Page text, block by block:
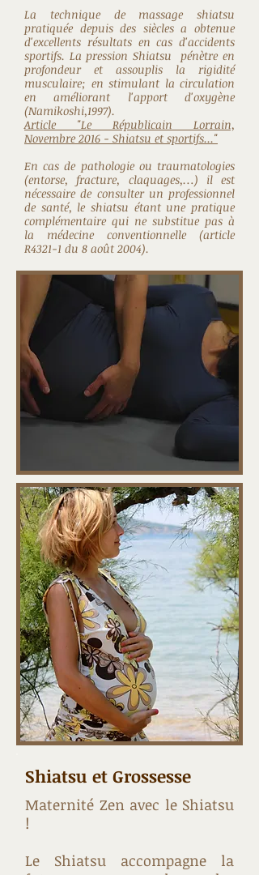
La technique de massage shiatsu
pratiquée depuis des siècles a obtenue
d'excellents résultats en cas d'accidents
sportifs. La pression Shiatsu pénètre en
profondeur et assouplis la rigidité
musculaire; en stimulant la circulation
en améliorant l'apport d'oxygène
(Namikoshi,1997).
Article "Le Républicain Lorrain,
Novembre 2016 - Shiatsu et sportifs..."
En cas de pathologie ou traumatologies
(entorse, fracture, claquages,…) il est
nécessaire de consulter un professionnel
de santé, le shiatsu étant une pratique
complémentaire qui ne substitue pas à
la médecine conventionnelle (article
R4321-1 du 8 août 2004).
Shiatsu et Grossesse
Maternité Zen avec le Shiatsu
!
Le Shiatsu accompagne la